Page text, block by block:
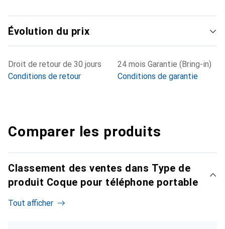
Évolution du prix
Droit de retour de 30 jours
Conditions de retour
24 mois Garantie (Bring-in)
Conditions de garantie
Comparer les produits
Classement des ventes dans Type de
produit Coque pour téléphone portable
Tout afficher